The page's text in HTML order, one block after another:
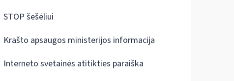
STOP šešėliui
Krašto apsaugos ministerijos informacija
Interneto svetainės atitikties paraiška